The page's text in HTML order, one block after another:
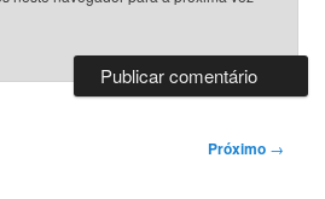
Próximo →